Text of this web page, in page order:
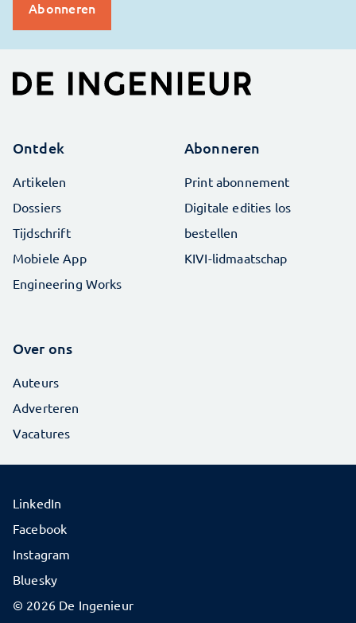
Ontdek
Artikelen
Dossiers
Tijdschrift
Mobiele App
Engineering Works
Abonneren
Print abonnement
Digitale edities los
bestellen
KIVI-lidmaatschap
Over ons
Auteurs
Adverteren
Vacatures
© 2026 De Ingenieur
LinkedIn
Facebook
Instagram
Bluesky